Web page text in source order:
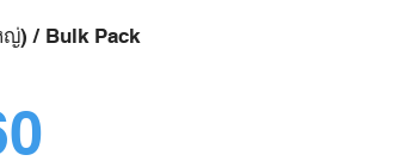
) / Bulk Pack